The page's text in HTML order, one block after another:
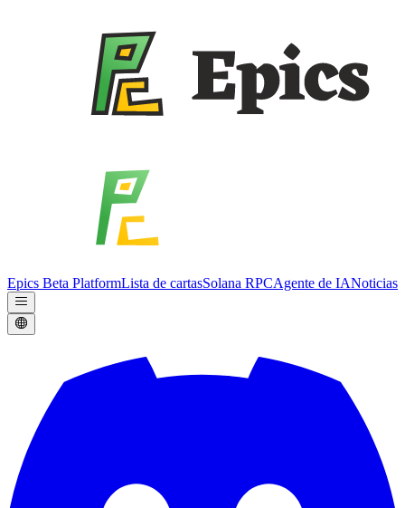
Epics Beta PlatformLista de cartasSolana RPCAgente de IANoticias